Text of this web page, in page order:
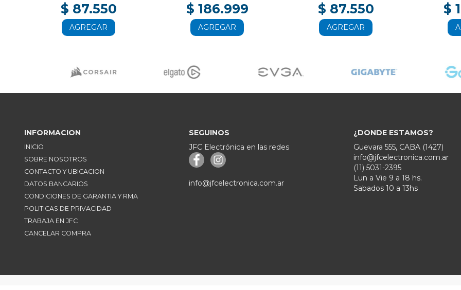
$ 87.550
AGREGAR
$ 186.999
AGREGAR
$ 87.550
AGREGAR
$
INFORMACION
INICIO
SOBRE NOSOTROS
CONTACTO Y UBICACION
DATOS BANCARIOS
CONDICIONES DE GARANTIA Y RMA
POLITICAS DE PRIVACIDAD
TRABAJA EN JFC
CANCELAR COMPRA
SEGUINOS
JFC Electrónica en las redes
info@jfcelectronica.com.ar
¿DONDE ESTAMOS?
Guevara 555, CABA (1427)
info@jfcelectronica.com.ar
(11) 5031-2395
Lun a Vie 9 a 18 hs.
Sabados 10 a 13hs